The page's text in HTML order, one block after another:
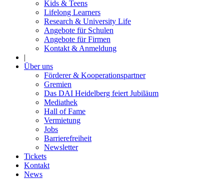
Kids & Teens
Lifelong Learners
Research & University Life
Angebote für Schulen
Angebote für Firmen
Kontakt & Anmeldung
|
Über uns
Förderer & Kooperationspartner
Gremien
Das DAI Heidelberg feiert Jubiläum
Mediathek
Hall of Fame
Vermietung
Jobs
Barrierefreiheit
Newsletter
Tickets
Kontakt
News